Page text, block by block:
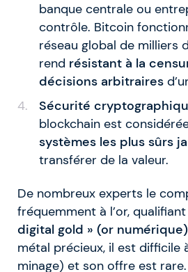
banque centrale ou
contrôle. Bitcoin
réseau global de milliers
rend résistant à la
décisions arbitraires
Sécurité
blockchain est
systèmes les plus sûrs
transférer de la valeur.
De nombreux experts le
fréquemment à l’or,
digital gold » (or numérique)
métal précieux, il est difficile
minage) et son offre est rare.